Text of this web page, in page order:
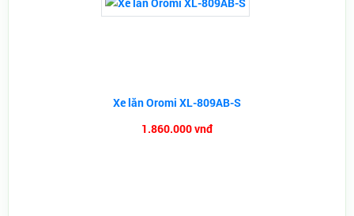
Xe lăn Oromi XL-809AB-S
1.860.000 vnđ